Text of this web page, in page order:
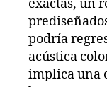
exactas, un
podría
acústica
implica una